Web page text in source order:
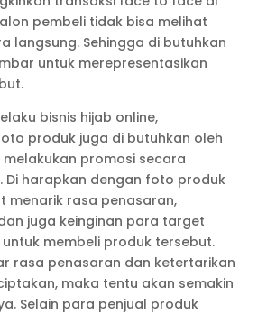
pembeli tidak bisa melihat
langsung. Sehingga di butuhkan
untuk merepresentasikan
bisnis hijab online,
produk juga di butuhkan oleh
promosi secara
Di harapkan dengan foto produk
menarik rasa penasaran,
juga keinginan para target
membeli produk tersebut.
rasa penasaran dan ketertarikan
maka tentu akan semakin
Selain para penjual produk